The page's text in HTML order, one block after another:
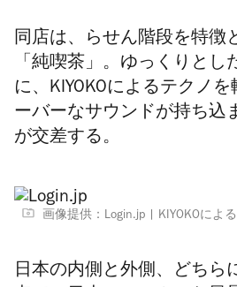
同店は、らせん階段を特徴
「純喫茶」。ゆっくりとし
に、KIYOKOによるテクノ
ーバーなサウンドが持ち込
が交差する 。
画像提供：Login.jp KIYOKOによ
日本の内側と外側、どちら